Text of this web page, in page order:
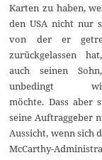
Karten zu haben,
den USA nicht nur
von der er
zurückgelassen
auch seinen
unbedingt
möchte. Dass aber
seine Auftraggeber
Aussicht, wenn sich
McCarthy-